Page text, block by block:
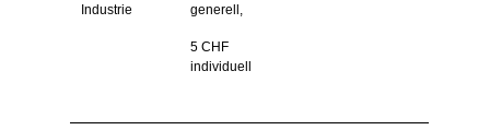
Industrie
generell,
5 CHF
individuell